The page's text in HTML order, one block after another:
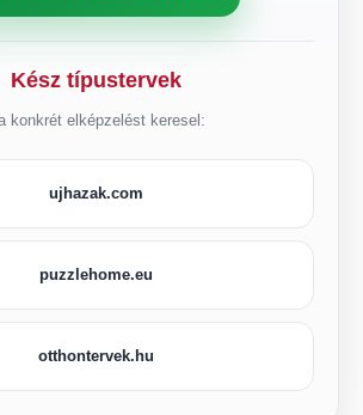
Kész típustervek
konkrét elképzelést keresel:
ujhazak.com
puzzlehome.eu
otthontervek.hu